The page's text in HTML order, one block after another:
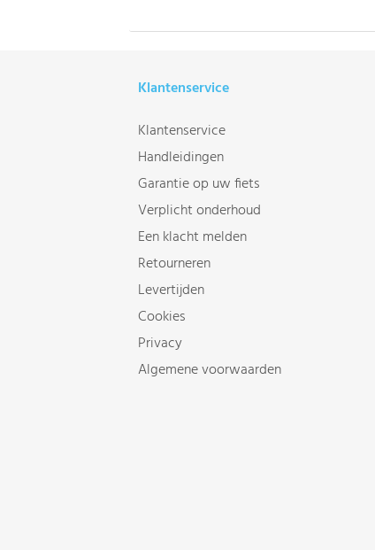
Klantenservice
Klantenservice
Handleidingen
Garantie op uw fiets
Verplicht onderhoud
Een klacht melden
Retourneren
Levertijden
Cookies
Privacy
Algemene voorwaarden